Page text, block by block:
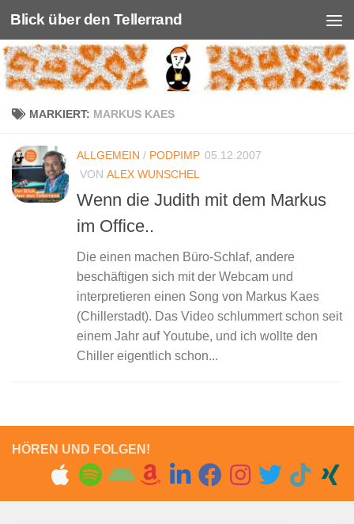
Unter dem Inhalt
Blick über den Tellerrand
MARKIERT: MARKUS KAES
ALLGEMEIN / PODPIMP 05.12.2007
VON ALEX WUNSCHEL
Wenn die Judith mit dem Markus
im Office..
Die einen machen Büro-Schlaf, andere
beschäftigen sich mit der Webcam und
interpretieren einen Song von Markus Kaes
(Chillerstadt). Das Video schlummert schon seit
einem Jahr auf Youtube, und ich wollte den
Chiller eigentlich schon...
HÖREN UND FOLGEN!